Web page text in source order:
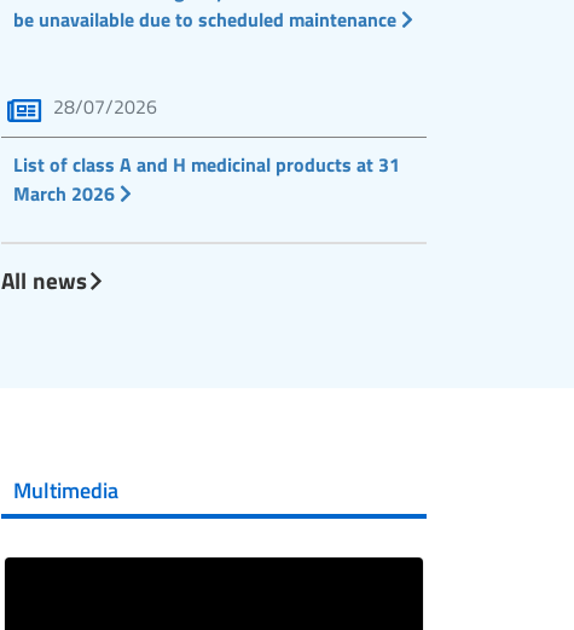
be unavailable due to scheduled maintenance
28/07/2026
List of class A and H medicinal products at 31
March 2026
All news
Multimedia